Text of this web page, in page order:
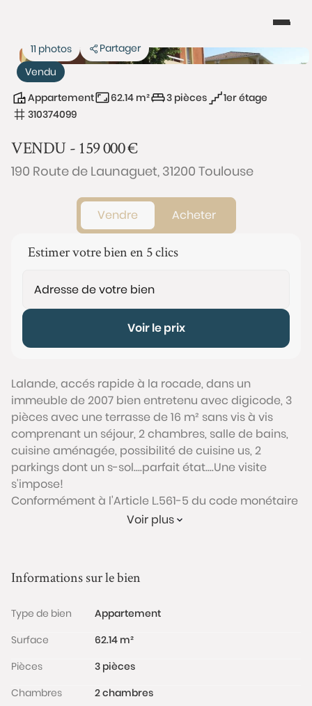
Vendu
11 photos Partager
Appartement 62.14 m² 3 pièces
1er étage
310374099
VENDU -159 000€
190 Route de Launaguet, 31200 Toulouse
Vendre Acheter
Estimer votre bien en 5 clics
Voir le prix
Lalande, accés rapide à la rocade, dans un
immeuble de 2007 bien entretenu avec digicode, 3
pièces avec une terrasse de 16 m² sans vis à vis
comprenant un séjour, 2 chambres, salle de bains,
cuisine aménagée, possibilité de cuisine us, 2
parkings dont un s-sol....parfait état....Une visite
s'impose!
Conformément à l'Article L.561-5 du code monétaire
et financier, veuillez noter qu'une pièce d'identité
Les informations sur les risques auxquels ce bien est
www.georisques.gouv.fr
Voir plus
Informations sur le bien
Type de bien
Appartement
Surface
62.14 m²
Pièces
3 pièces
Chambres
2 chambres